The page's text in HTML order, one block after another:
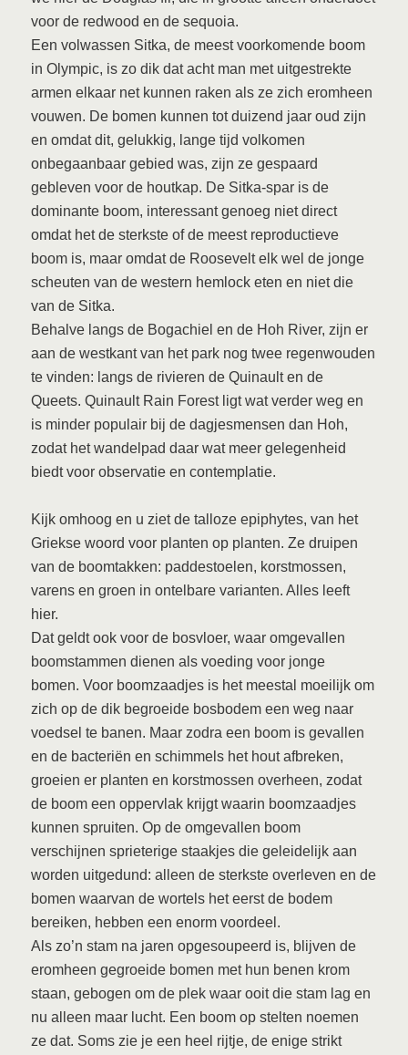
voor de redwood en de sequoia.
Een volwassen Sitka, de meest voorkomende boom
in Olympic, is zo dik dat acht man met uitgestrekte
armen elkaar net kunnen raken als ze zich eromheen
vouwen. De bomen kunnen tot duizend jaar oud zijn
en omdat dit, gelukkig, lange tijd volkomen
onbegaanbaar gebied was, zijn ze gespaard
gebleven voor de houtkap. De Sitka-spar is de
dominante boom, interessant genoeg niet direct
omdat het de sterkste of de meest reproductieve
boom is, maar omdat de Roosevelt elk wel de jonge
scheuten van de western hemlock eten en niet die
van de Sitka.
Behalve langs de Bogachiel en de Hoh River, zijn er
aan de westkant van het park nog twee regenwouden
te vinden: langs de rivieren de Quinault en de
Queets. Quinault Rain Forest ligt wat verder weg en
is minder populair bij de dagjesmensen dan Hoh,
zodat het wandelpad daar wat meer gelegenheid
biedt voor observatie en contemplatie.
Kijk omhoog en u ziet de talloze epiphytes, van het
Griekse woord voor planten op planten. Ze druipen
van de boomtakken: paddestoelen, korstmossen,
varens en groen in ontelbare varianten. Alles leeft
hier.
Dat geldt ook voor de bosvloer, waar omgevallen
boomstammen dienen als voeding voor jonge
bomen. Voor boomzaadjes is het meestal moeilijk om
zich op de dik begroeide bosbodem een weg naar
voedsel te banen. Maar zodra een boom is gevallen
en de bacteriën en schimmels het hout afbreken,
groeien er planten en korstmossen overheen, zodat
de boom een oppervlak krijgt waarin boomzaadjes
kunnen spruiten. Op de omgevallen boom
verschijnen sprieterige staakjes die geleidelijk aan
worden uitgedund: alleen de sterkste overleven en de
bomen waarvan de wortels het eerst de bodem
bereiken, hebben een enorm voordeel.
Als zo’n stam na jaren opgesoupeerd is, blijven de
eromheen gegroeide bomen met hun benen krom
staan, gebogen om de plek waar ooit die stam lag en
nu alleen maar lucht. Een boom op stelten noemen
ze dat. Soms zie je een heel rijtje, de enige strikt